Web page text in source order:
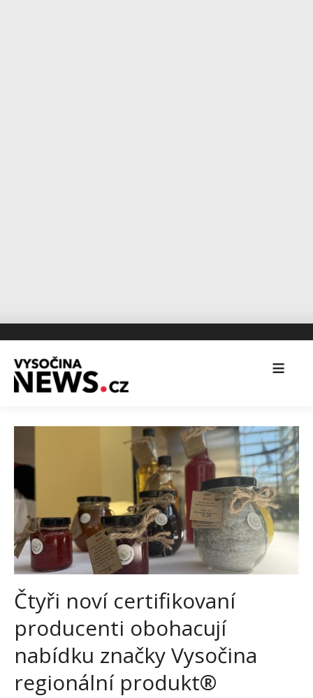
Čtyři noví certifikovaní
producenti obohacují
nabídku značky Vysočina
regionální produkt®